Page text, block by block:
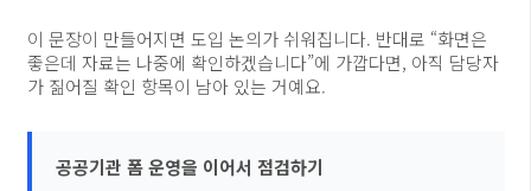
이 문장이 만들어지면 도입 논의가 쉬워집니다. 반대로 “화면은
좋은데 자료는 나중에 확인하겠습니다”에 가깝다면, 아직 담당자
가 짊어질 확인 항목이 남아 있는 거예요.
공공기관 폼 운영을 이어서 점검하기